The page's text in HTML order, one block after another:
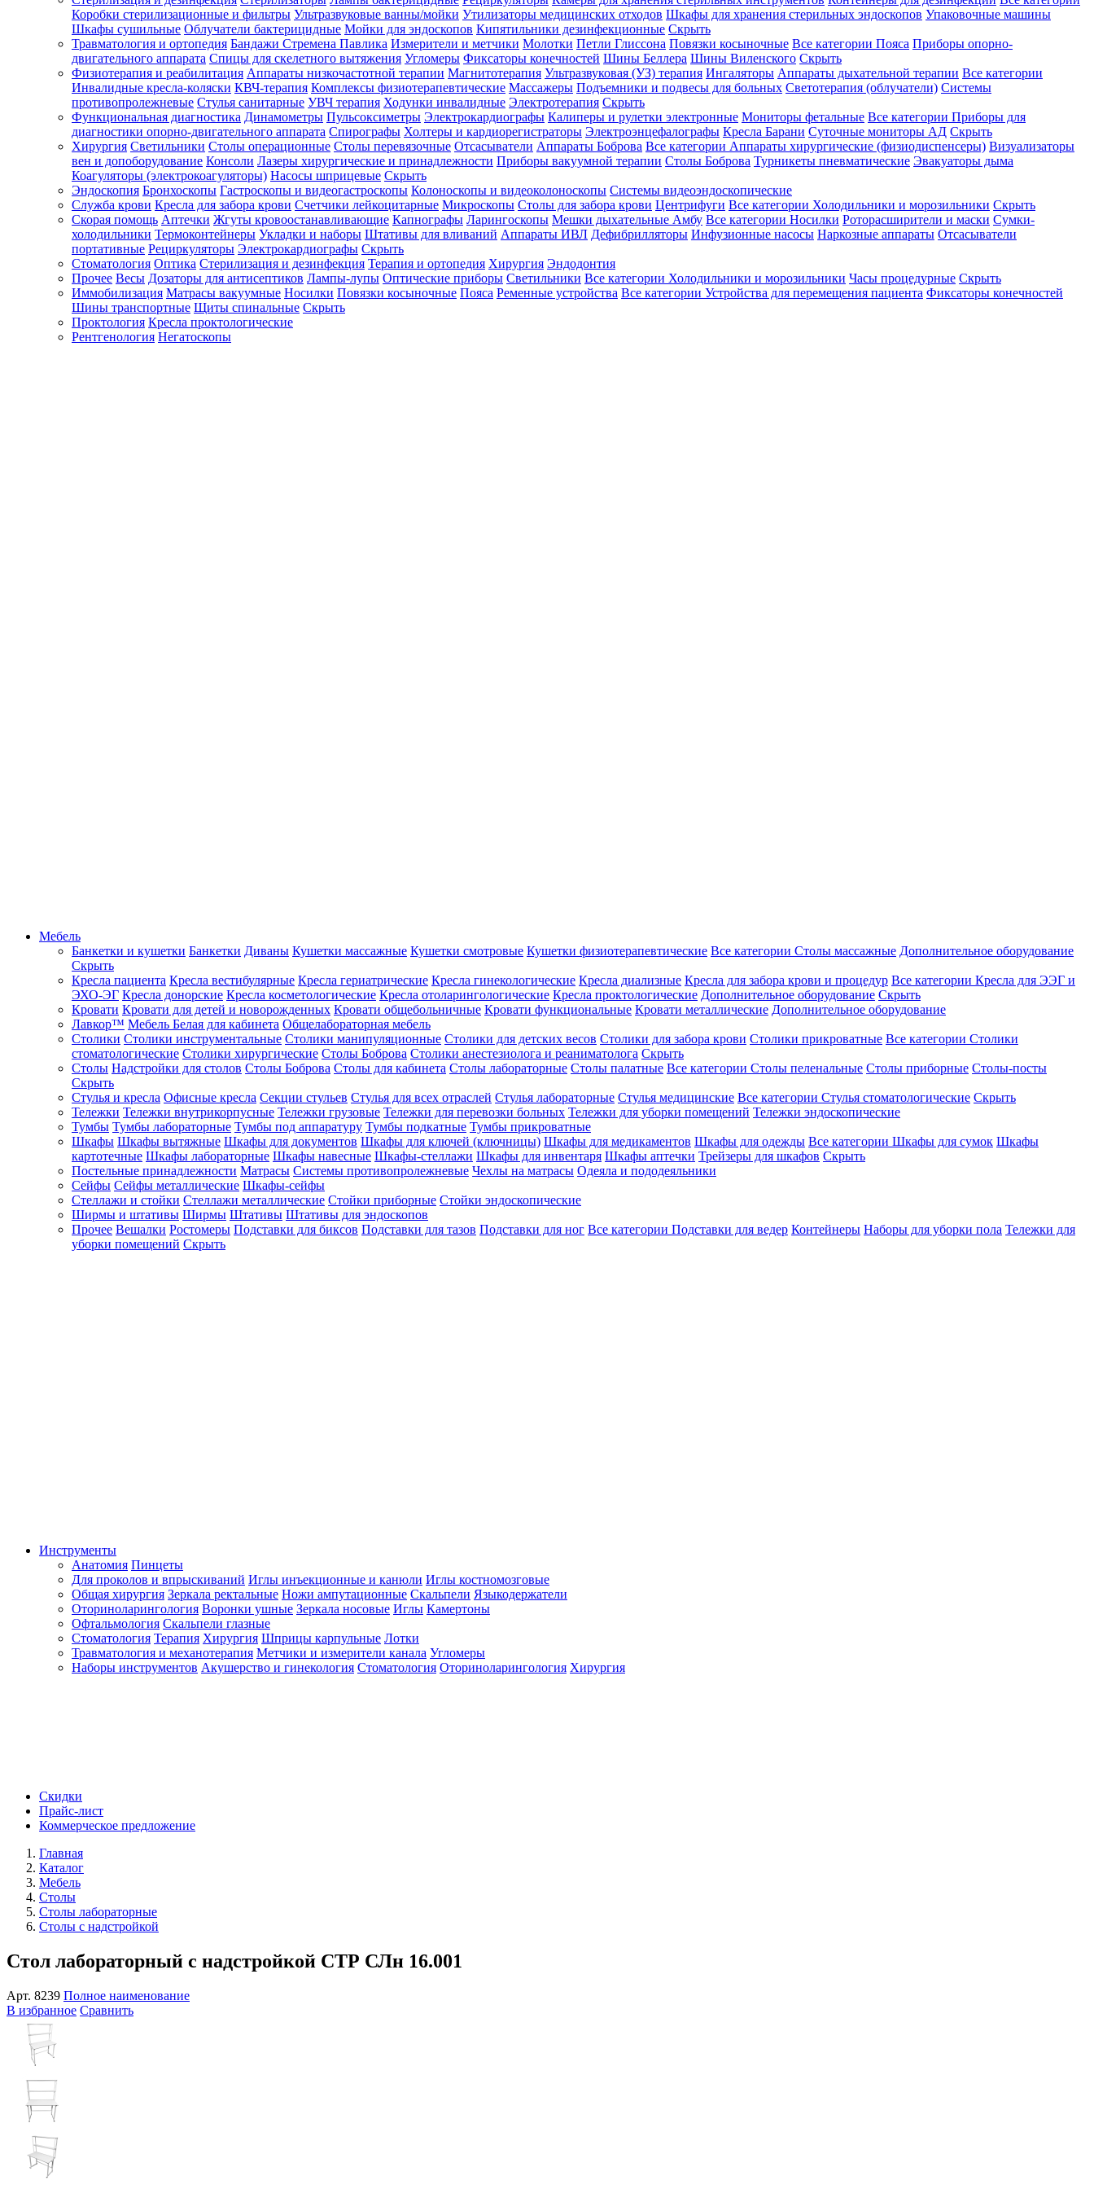
Зарегистрироваться
Зачем
регистрироваться?
Все
покупки
в
одном
месте
Личный
менеджер
Отслеживание
статуса
заказа
Коробки стерилизационные и фильтры Ультразвуковые ванны/мойки Утилизаторы медицинских отходов Шкафы для хранения стерильных эндоскопов Упаковочные машины
Шкафы сушильные Облучатели бактерицидные Мойки для эндоскопов Кипятильники дезинфекционные Скрыть
Травматология и ортопедия Бандажи Стремена Павлика Измерители и метчики Молотки Петли Глиссона Повязки косыночные Все категории Пояса Приборы опорно-
двигательного аппарата Спицы для скелетного вытяжения Угломеры Фиксаторы конечностей Шины Беллера Шины Виленского Скрыть
Физиотерапия и реабилитация Аппараты низкочастотной терапии Магнитотерапия Ультразвуковая (УЗ) терапия Ингаляторы Аппараты дыхательной терапии Все категории
Инвалидные кресла-коляски КВЧ-терапия Комплексы физиотерапевтические Массажеры Подъемники и подвесы для больных Светотерапия (облучатели) Системы
противопролежневые Стулья санитарные УВЧ терапия Ходунки инвалидные Электротерапия Скрыть
Функциональная диагностика Динамометры Пульсоксиметры Электрокардиографы Калиперы и рулетки электронные Мониторы фетальные Все категории Приборы для
диагностики опорно-двигательного аппарата Спирографы Холтеры и кардиорегистраторы Электроэнцефалографы Кресла Барани Суточные мониторы АД Скрыть
Хирургия Светильники Столы операционные Столы перевязочные Отсасыватели Аппараты Боброва Все категории Аппараты хирургические (физиодиспенсеры) Визуализаторы
вен и допоборудование Консоли Лазеры хирургические и принадлежности Приборы вакуумной терапии Столы Боброва Турникеты пневматические Эвакуаторы дыма
Коагуляторы (электрокоагуляторы) Насосы шприцевые Скрыть
Эндоскопия Бронхоскопы Гастроскопы и видеогастроскопы Колоноскопы и видеоколоноскопы Системы видеоэндоскопические
Служба крови Кресла для забора крови Счетчики лейкоцитарные Микроскопы Столы для забора крови Центрифуги Все категории Холодильники и морозильники Скрыть
Скорая помощь Аптечки Жгуты кровоостанавливающие Капнографы Ларингоскопы Мешки дыхательные Амбу Все категории Носилки Роторасширители и маски Сумки-
холодильники Термоконтейнеры Укладки и наборы Штативы для вливаний Аппараты ИВЛ Дефибрилляторы Инфузионные насосы Наркозные аппараты Отсасыватели
портативные Рециркуляторы Электрокардиографы Скрыть
Стоматология Оптика Стерилизация и дезинфекция Терапия и ортопедия Хирургия Эндодонтия
Прочее Весы Дозаторы для антисептиков Лампы-лупы Оптические приборы Светильники Все категории Холодильники и морозильники Часы процедурные Скрыть
Иммобилизация Матрасы вакуумные Носилки Повязки косыночные Пояса Ременные устройства Все категории Устройства для перемещения пациента Фиксаторы конечностей
Шины транспортные Щиты спинальные Скрыть
Проктология Кресла проктологические
Рентгенология Негатоскопы
Мебель
Банкетки и кушетки Банкетки Диваны Кушетки массажные Кушетки смотровые Кушетки физиотерапевтические Все категории Столы массажные Дополнительное оборудование
Скрыть
Кресла пациента Кресла вестибулярные Кресла гериатрические Кресла гинекологические Кресла диализные Кресла для забора крови и процедур Все категории Кресла для ЭЭГ и
ЭХО-ЭГ Кресла донорские Кресла косметологические Кресла отоларингологические Кресла проктологические Дополнительное оборудование Скрыть
Кровати Кровати для детей и новорожденных Кровати общебольничные Кровати функциональные Кровати металлические Дополнительное оборудование
Лавкор™ Мебель Белая для кабинета Общелабораторная мебель
Столики Столики инструментальные Столики манипуляционные Столики для детских весов Столики для забора крови Столики прикроватные Все категории Столики
стоматологические Столики хирургические Столы Боброва Столики анестезиолога и реаниматолога Скрыть
Столы Надстройки для столов Столы Боброва Столы для кабинета Столы лабораторные Столы палатные Все категории Столы пеленальные Столы приборные Столы-посты
Скрыть
Стулья и кресла Офисные кресла Секции стульев Стулья для всех отраслей Стулья лабораторные Стулья медицинские Все категории Стулья стоматологические Скрыть
Тележки Тележки внутрикорпусные Тележки грузовые Тележки для перевозки больных Тележки для уборки помещений Тележки эндоскопические
Тумбы Тумбы лабораторные Тумбы под аппаратуру Тумбы подкатные Тумбы прикроватные
Шкафы Шкафы вытяжные Шкафы для документов Шкафы для ключей (ключницы) Шкафы для медикаментов Шкафы для одежды Все категории Шкафы для сумок Шкафы
картотечные Шкафы лабораторные Шкафы навесные Шкафы-стеллажи Шкафы для инвентаря Шкафы аптечки Трейзеры для шкафов Скрыть
Постельные принадлежности Матрасы Системы противопролежневые Чехлы на матрасы Одеяла и пододеяльники
Сейфы Сейфы металлические Шкафы-сейфы
Стеллажи и стойки Стеллажи металлические Стойки приборные Стойки эндоскопические
Ширмы и штативы Ширмы Штативы Штативы для эндоскопов
Прочее Вешалки Ростомеры Подставки для биксов Подставки для тазов Подставки для ног Все категории Подставки для ведер Контейнеры Наборы для уборки пола Тележки для
уборки помещений Скрыть
Инструменты
Анатомия Пинцеты
Для проколов и впрыскиваний Иглы инъекционные и канюли Иглы костномозговые
Общая хирургия Зеркала ректальные Ножи ампутационные Скальпели Языкодержатели
Оториноларингология Воронки ушные Зеркала носовые Иглы Камертоны
Офтальмология Скальпели глазные
Стоматология Терапия Хирургия Шприцы карпульные Лотки
Травматология и механотерапия Метчики и измерители канала Угломеры
Наборы инструментов Акушерство и гинекология Стоматология Оториноларингология Хирургия
Скидки
Прайс-лист
Коммерческое предложение
Главная
Каталог
Мебель
Столы
Столы лабораторные
Столы с надстройкой
Стол лабораторный с надстройкой СТР СЛн 16.001
Арт. 8239 Полное наименование
В избранное Сравнить